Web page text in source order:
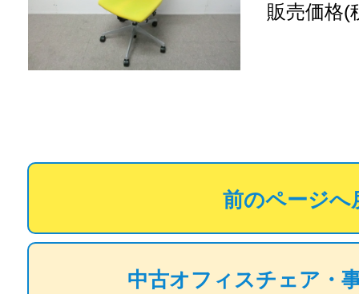
販売価格(
前のページへ
中古オフィスチェア・